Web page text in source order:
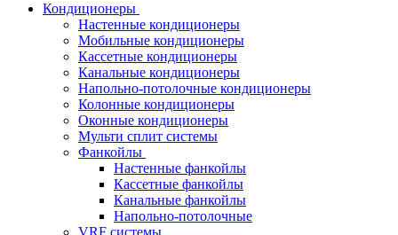
Кондиционеры
Настенные кондиционеры
Мобильные кондиционеры
Кассетные кондиционеры
Канальные кондиционеры
Напольно-потолочные кондиционеры
Колонные кондиционеры
Оконные кондиционеры
Мульти сплит системы
Фанкойлы
Настенные фанкойлы
Кассетные фанкойлы
Канальные фанкойлы
Напольно-потолочные
VRF системы